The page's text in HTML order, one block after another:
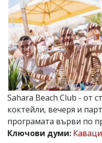
email:
v.vasilev@flagman.bg
Катя
Касабова,
еmail:k.kassabova@flagman.bg
Главен
редактор:
Иван
Колев,
email:
office@flagman.bg
Коментарите
под
статиите
Sahara Beach Club - от
коктейли, вечеря и
програмата върви по
Ключови думи: